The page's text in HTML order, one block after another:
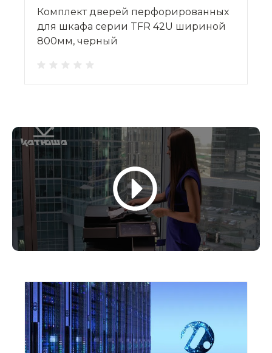
Комплект дверей перфорированных
для шкафа серии TFR 42U шириной
800мм, черный